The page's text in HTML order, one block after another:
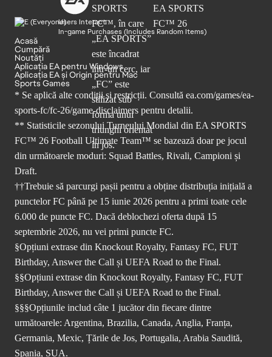
Users Interact
In-game Purchases (Includes Random Items)
Acasă
Cumpără
Noutăți
Aplicația EA pentru Windows
Aplicația EA și Origin pentru Mac
Sports Games
* Se aplică alte condiții și restricții. Consultă ea.com/games/ea-
sports-fc/fc-26/game-disclaimers pentru detalii.
** Statisticile sezonului Turneului Mondial din EA SPORTS
FC™ 26 Football Ultimate Team™ se bazează doar pe jocul
din următoarele moduri: Squad Battles, Rivali, Campioni și
Draft.
††Trebuie să parcurgi pașii pentru a obține distribuția inițială a
punctelor FC până pe 15 iunie 2026 pentru a primi toate cele
6.000 de puncte FC. Dacă deblochezi oferta după 15
septembrie 2026, nu vei primi puncte FC.
§Opțiuni extrase din Knockout Royalty, Fantasy FC, FUT
Birthday, Answer the Call și UEFA Road to the Final.
§§Opțiuni extrase din Knockout Royalty, Fantasy FC, FUT
Birthday, Answer the Call și UEFA Road to the Final.
§§§Opțiunile includ câte 1 jucător din fiecare dintre
următoarele: Argentina, Brazilia, Canada, Anglia, Franța,
Germania, Mexic, Țările de Jos, Portugalia, Arabia Saudită,
Spania, SUA.